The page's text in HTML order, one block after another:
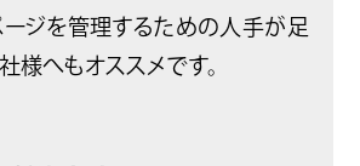
ジを管理するための人手が足
様へもオススメです。